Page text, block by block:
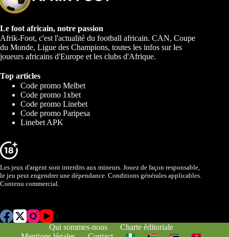
Le foot africain, notre passion
Afrik-Foot, c'est l'actualité du football africain. CAN, Coupe
du Monde, Ligue des Champions, toutes les infos sur les
joueurs africains d'Europe et les clubs d'Afrique.
Top articles
Code promo Melbet
Code promo 1xbet
Code promo Linebet
Code promo Paripesa
Linebet APK
Les jeux d'argent sont interdits aux mineurs. Jouez de façon responsable,
le jeu peut engendrer une dépendance. Conditions générales applicables.
Contenu commercial.
Qui sommes-nous
Charte éditoriale